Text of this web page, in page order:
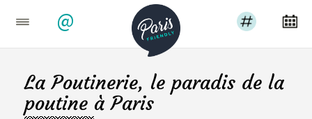
@
La Poutinerie, le paradis de la
poutine à Paris